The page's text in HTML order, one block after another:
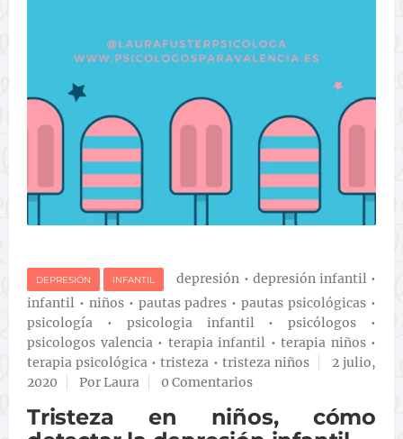
DEPRESIÓN INFANTIL depresión • depresión infantil•
infantil • niños• pautas padres •pautas psicológicas •
psicología • psicologia infantil•psicólogos •
psicologos valencia• terapia infantil • terapia niños•
terapia psicológica •tristeza • tristeza niños
2 julio,
2020
Por Laura 0 Comentarios
Tristeza en niños, cómo